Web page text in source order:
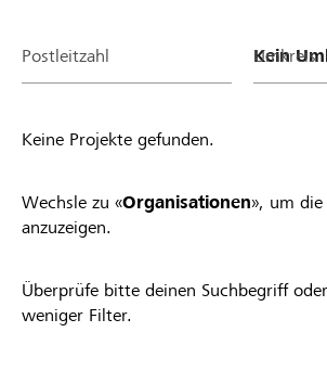
Postleitzahl Umkreis
Keine Projekte gefunden.
Wechsle zu «Organisationen», um
anzuzeigen.
Überprüfe bitte deinen Suchbegriff
weniger Filter.